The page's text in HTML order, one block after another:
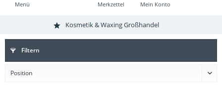
Kosmetik & Waxing Großhandel
Menü Merkzettel Mein Konto
Filtern